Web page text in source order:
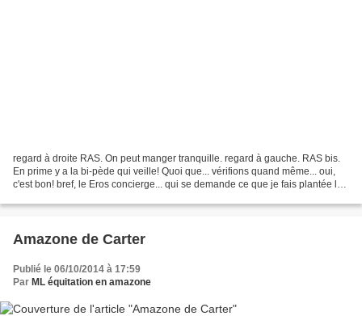
regard à droite RAS. On peut manger tranquille. regard à gauche. RAS bis.
En prime y a la bi-pède qui veille! Quoi que... vérifions quand même... oui,
c'est bon! bref, le Eros concierge... qui se demande ce que je fais plantée là
Amazone de Carter
Publié le 06/10/2014 à 17:59
Par ML équitation en amazone